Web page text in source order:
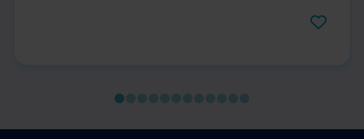
ernährungstherapeutische Lösungsansätze bei
Mangelernährung.Der Folder umfasst:Ursachen und